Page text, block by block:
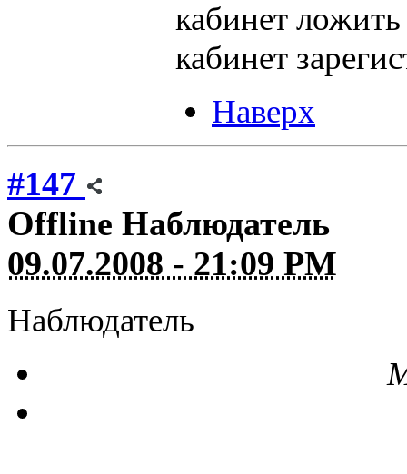
кабинет
кабинет
Наверх
#147
Offline Наблюдатель
09.07.2008 - 21:09 PM
Наблюдатель